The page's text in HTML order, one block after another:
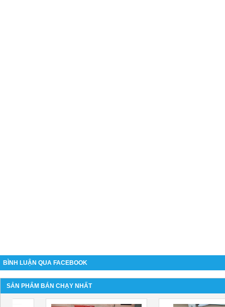
BÌNH LUẬN QUA FACEBOOK
SẢN PHẨM BÁN CHẠY NHẤT